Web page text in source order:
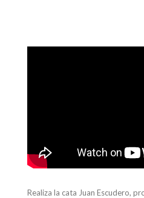
Realiza la cata Juan Escudero,